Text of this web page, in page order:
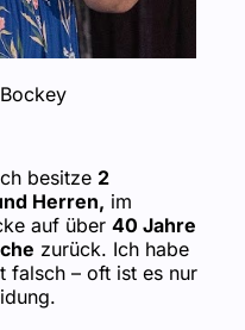
besitze 2
Herren, im
auf über 40 Jahre
zurück. Ich habe
falsch – oft ist es nur